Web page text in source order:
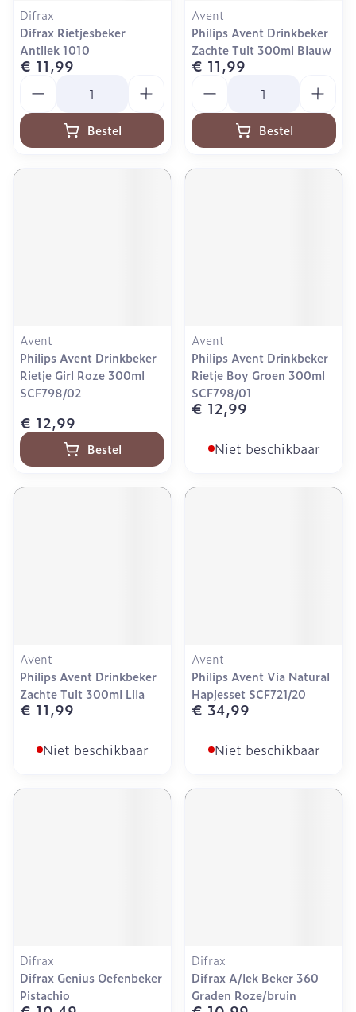
Difrax
Difrax Rietjesbeker
Antilek 1010
€ 11,99
Bestel
Avent
Philips Avent Drinkbeker
Zachte Tuit 300ml Blauw
€ 11,99
Bestel
Avent
Philips Avent Drinkbeker
Rietje Girl Roze 300ml
SCF798/02
€ 12,99
Bestel
Avent
Philips Avent Drinkbeker
Rietje Boy Groen 300ml
SCF798/01
€ 12,99
Niet beschikbaar
Avent
Philips Avent Drinkbeker
Zachte Tuit 300ml Lila
€ 11,99
Niet beschikbaar
Avent
Philips Avent Via Natural
Hapjesset SCF721/20
€ 34,99
Niet beschikbaar
Difrax
Difrax Genius Oefenbeker
Pistachio
Difrax
Difrax A/lek Beker 360
Graden Roze/bruin